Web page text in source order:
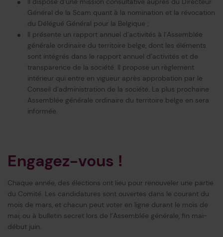
Général de la Scam quant à la nomination et la révocation
du Délégué Général pour la Belgique ;
Il présente un rapport annuel d’activités à l’Assemblée
générale ordinaire du territoire belge, dont les éléments
sont intégrés dans le rapport annuel d’activités et de
transparence de la société. Il propose un règlement
intérieur qui entre en vigueur après approbation par le
Conseil d’administration de la société. La plus prochaine
Assemblée générale ordinaire du territoire belge en sera
informée.
Engagez-vous !
Chaque année, des élections ont lieu pour renouveler une partie
du Comité. Les candidatures sont ouvertes dans le courant du
mois de mars, et chacun peut voter en ligne durant le mois de
mai, ou à bulletin secret lors de l’Assemblée générale, fin mai-
début juin.